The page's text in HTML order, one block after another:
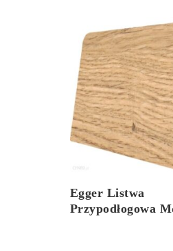
Egger Listwa
Przypodłogowa